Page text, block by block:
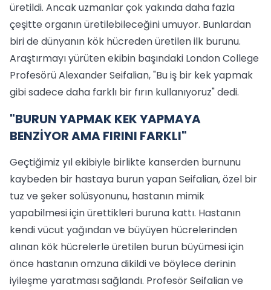
üretildi. Ancak uzmanlar çok yakında daha fazla
çeşitte organın üretilebileceğini umuyor. Bunlardan
biri de dünyanın kök hücreden üretilen ilk burunu.
Araştırmayı yürüten ekibin başındaki London College
Profesörü Alexander Seifalian, "Bu iş bir kek yapmak
gibi sadece daha farklı bir fırın kullanıyoruz" dedi.
"BURUN YAPMAK KEK YAPMAYA
BENZİYOR AMA FIRINI FARKLI"
Geçtiğimiz yıl ekibiyle birlikte kanserden burnunu
kaybeden bir hastaya burun yapan Seifalian, özel bir
tuz ve şeker solüsyonunu, hastanın mimik
yapabilmesi için ürettikleri buruna kattı. Hastanın
kendi vücut yağından ve büyüyen hücrelerinden
alınan kök hücrelerle üretilen burun büyümesi için
önce hastanın omzuna dikildi ve böylece derinin
iyileşme yaratması sağlandı. Profesör Seifalian ve